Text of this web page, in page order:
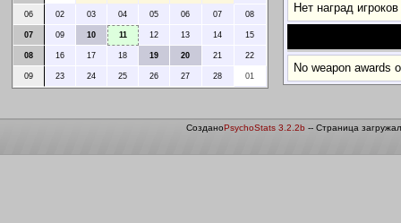
06 02 03 04 05 06 07 08
07 09 10 11 12 13 14 15
08 16 17 18 19 20 21 22
09 23 24 25 26 27 28 01
Нет наград
No weapon awards
СозданоPsychoStats 3.2.2b -- Страница